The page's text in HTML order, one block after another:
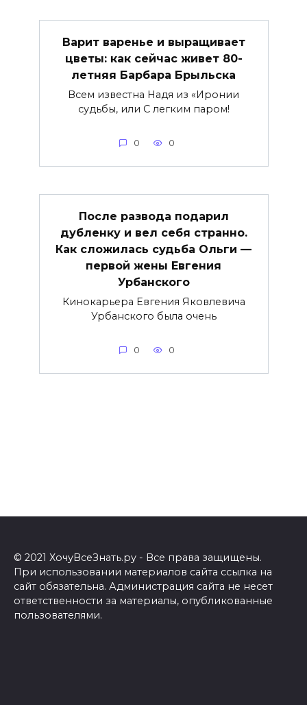
Варит варенье и выращивает
цветы: как сейчас живет 80-
летняя Барбара Брыльска
Всем известна Надя из «Иронии
судьбы, или С легким паром!
0 0
После развода подарил
дубленку и вел себя странно.
Как сложилась судьба Ольги —
первой жены Евгения
Урбанского
Кинокарьера Евгения Яковлевича
Урбанского была очень
0 0
© 2021 ХочуВсеЗнать.ру - Все права защищены.
При использовании материалов сайта ссылка на
сайт обязательна. Администрация сайта не несет
ответственности за материалы, опубликованные
пользователями.